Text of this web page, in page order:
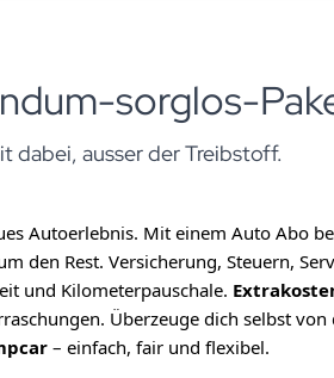
sorglos-
dabei, ausser der Treibstoff.
Autoerlebnis. Mit einem Auto Abo
den Rest. Versicherung, Steuern,
und Kilometerpauschale.
Überzeuge dich selbst von
– einfach, fair und flexibel.